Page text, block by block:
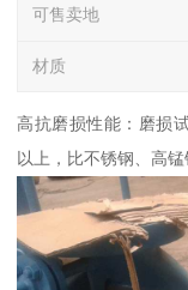
可售卖地
材质
高抗磨损性能：磨损
以上，比不锈钢、高锰